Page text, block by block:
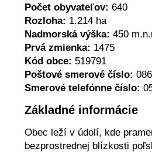
Počet obyvateľov: 640
Rozloha: 1.214 ha
Nadmorská výška: 450
Prvá zmienka: 1475
Kód obce: 519791
Poštové smerové číslo:
Smerové telefónne číslo:
Základné informácie
Obec leží v údolí, kde
bezprostrednej blízkosti